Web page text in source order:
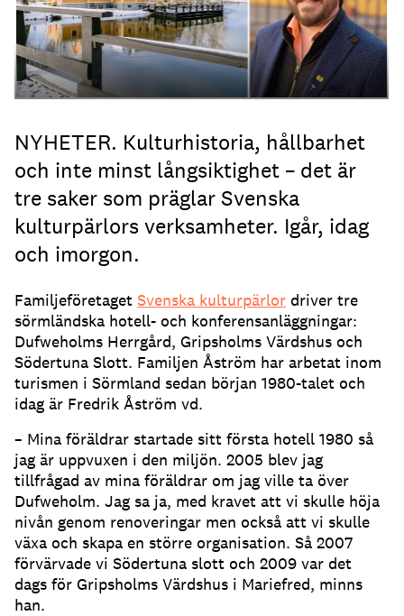
NYHETER. Kulturhistoria, hållbarhet
och inte minst långsiktighet – det är
tre saker som präglar Svenska
kulturpärlors verksamheter. Igår, idag
och imorgon.
Familjeföretaget Svenska kulturpärlor driver tre
sörmländska hotell- och konferensanläggningar:
Dufweholms Herrgård, Gripsholms Värdshus och
Södertuna Slott. Familjen Åström har arbetat inom
turismen i Sörmland sedan början 1980-talet och
idag är Fredrik Åström vd.
– Mina föräldrar startade sitt första hotell 1980 så
jag är uppvuxen i den miljön. 2005 blev jag
tillfrågad av mina föräldrar om jag ville ta över
Dufweholm. Jag sa ja, med kravet att vi skulle höja
nivån genom renoveringar men också att vi skulle
växa och skapa en större organisation. Så 2007
förvärvade vi Södertuna slott och 2009 var det
dags för Gripsholms Värdshus i Mariefred, minns
han.